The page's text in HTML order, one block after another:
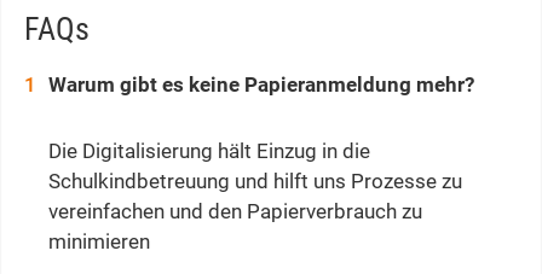
FAQs
Warum gibt es keine Papieranmeldung mehr?
Die Digitalisierung hält Einzug in die
Schulkindbetreuung und hilft uns Prozesse zu
vereinfachen und den Papierverbrauch zu
minimieren